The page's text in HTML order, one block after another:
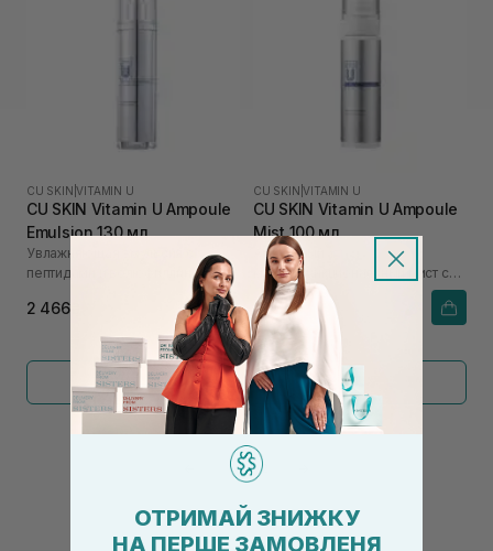
CU SKIN |VITAMIN U
CU SKIN Vitamin U Ampoule
Emulsion 130 мл
Увлажняющая эмульсия с
пептидами и волюфиллином
2 466₴
CU SKIN |VITAMIN U
CU SKIN Vitamin U Ampoule
Mist 100 мл
Ампульный
мультифункциональный мист с
витамином U
1 218₴
Показать больше
1 2
ОТРИМАЙ ЗНИЖКУ
НА ПЕРШЕ ЗАМОВЛЕНЯ